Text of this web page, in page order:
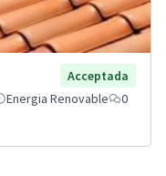
Acceptada
Energia Renovable
0